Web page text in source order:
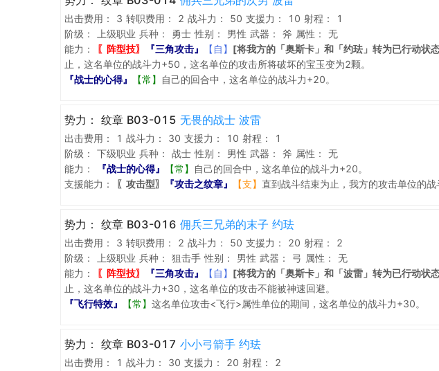
出击费用： 3 转职费用： 2 战斗力： 50 支援力： 10 射程：
1
阶级：
上级职业 兵种： 勇士 性别： 男性 武器： 斧 属性：
无
能力：
〖阵型技〗 『三角攻击』 【自】 [将我方的「奥斯卡」和「约珐」转为已行动状
止，这名单位的战斗力+50，这名单位的攻击所将破坏的宝玉变为2颗。
『战士的心得』
【常】 自己的回合中，这名单位的战斗力+20。
势力： 纹章 B03-015 无畏的战士 波雷
出击费用： 1 战斗力： 30 支援力： 10 射程：
1
阶级：
下级职业 兵种： 战士 性别： 男性 武器： 斧 属性：
无
能力：
『战士的心得』 【常】
自己的回合中，这名单位的战斗力+20。
支援能力：
〖攻击型〗 『攻击之纹章』 【支】 直到战斗结束为止，我方的攻击单位的战
势力： 纹章 B03-016 佣兵三兄弟的末子 约珐
出击费用： 3 转职费用： 2 战斗力： 50 支援力： 20 射程：
2
阶级：
上级职业 兵种： 狙击手 性别： 男性 武器： 弓 属性：
无
能力：
〖阵型技〗 『三角攻击』 【自】 [将我方的「奥斯卡」和「波雷」转为已行动状
止，这名单位的战斗力+30，这名单位的攻击不能被神速回避。
『飞行特效』
【常】 这名单位攻击<飞行>属性单位的期间，这名单位的战斗力+30。
势力： 纹章 B03-017 小小弓箭手 约珐
出击费用： 1 战斗力： 30 支援力： 20 射程：
2